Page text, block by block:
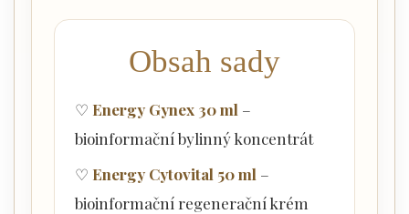
Obsah sady
♡ Energy Gynex 30 ml –
bioinformační bylinný koncentrát
♡ Energy Cytovital 50 ml –
bioinformační regenerační krém